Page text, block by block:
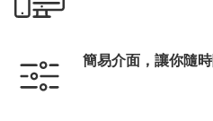
簡易介面，讓你隨